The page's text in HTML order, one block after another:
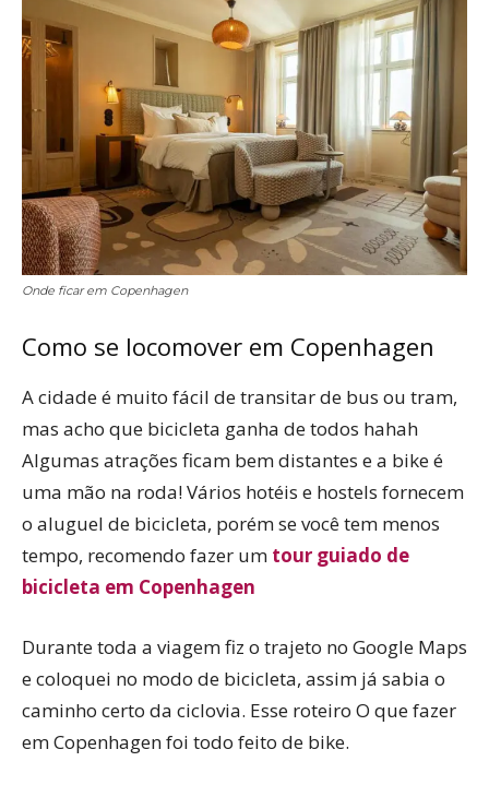
Onde ficar em Copenhagen
Como se locomover em Copenhagen
A cidade é muito fácil de transitar de bus ou tram,
mas acho que bicicleta ganha de todos hahah
Algumas atrações ficam bem distantes e a bike é
uma mão na roda! Vários hotéis e hostels fornecem
o aluguel de bicicleta, porém se você tem menos
tempo, recomendo fazer um tour guiado de
bicicleta em Copenhagen
Durante toda a viagem fiz o trajeto no Google Maps
e coloquei no modo de bicicleta, assim já sabia o
caminho certo da ciclovia. Esse roteiro O que fazer
em Copenhagen foi todo feito de bike.